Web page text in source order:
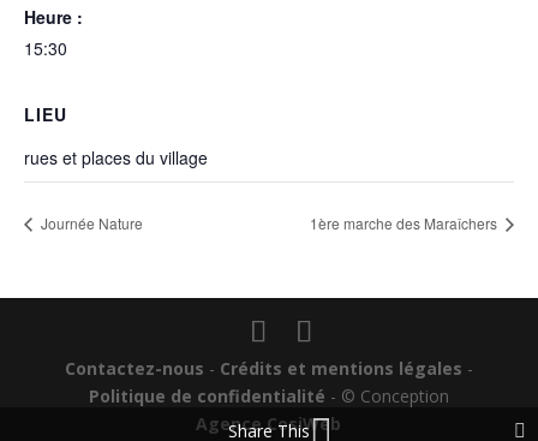
Heure :
15:30
LIEU
rues et places du village
Journée Nature 1ère marche des Maraîchers
Contactez-nous - Crédits et mentions légales -
Politique de confidentialité - © Conception
Agence CosiWeb
Share This